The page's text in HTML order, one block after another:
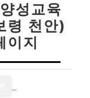
성교육
령 천안)
지